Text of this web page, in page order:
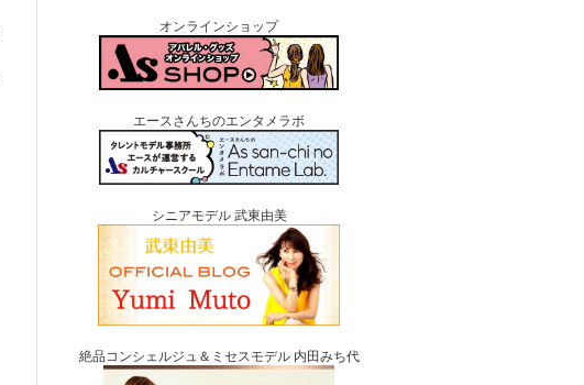
オンラインショップ
エースさんちのエンタメラボ
シニアモデル 武東由美
絶品コンシェルジュ＆ミセスモデル 内田みち代